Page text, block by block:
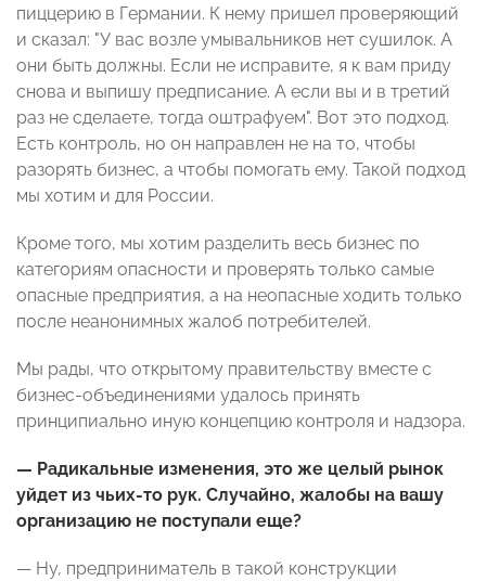
пиццерию в Германии. К нему пришел проверяющий
и сказал: "У вас возле умывальников нет сушилок. А
они быть должны. Если не исправите, я к вам приду
снова и выпишу предписание. А если вы и в третий
раз не сделаете, тогда оштрафуем". Вот это подход.
Есть контроль, но он направлен не на то, чтобы
разорять бизнес, а чтобы помогать ему. Такой подход
мы хотим и для России.
Кроме того, мы хотим разделить весь бизнес по
категориям опасности и проверять только самые
опасные предприятия, а на неопасные ходить только
после неанонимных жалоб потребителей.
Мы рады, что открытому правительству вместе с
бизнес-объединениями удалось принять
принципиально иную концепцию контроля и надзора.
— Радикальные изменения, это же целый рынок
уйдет из чьих-то рук. Случайно, жалобы на вашу
организацию не поступали еще?
— Ну, предприниматель в такой конструкции